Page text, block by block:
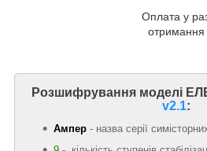
Оплата у
отримання
Розшифрування моделі
v2.1:
Ампер - назва серії